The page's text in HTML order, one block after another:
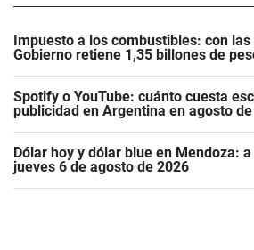
Impuesto a los combustibles: con
Gobierno retiene 1,35 billones de
Spotify o YouTube: cuánto cuesta
publicidad en Argentina en agosto
Dólar hoy y dólar blue en Mendoza:
jueves 6 de agosto de 2026